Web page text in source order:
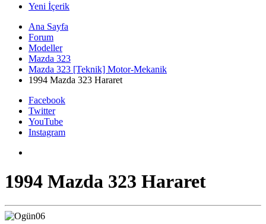
Yeni İçerik
Ana Sayfa
Forum
Modeller
Mazda 323
Mazda 323 [Teknik] Motor-Mekanik
1994 Mazda 323 Hararet
Facebook
Twitter
YouTube
Instagram
1994 Mazda 323 Hararet